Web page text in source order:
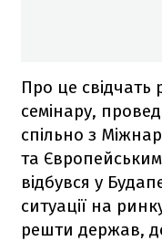
Про це свідчать
семінару,
спільно з
та
відбувся у
ситуації на
решти держав,